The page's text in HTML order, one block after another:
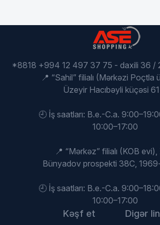
*8818 +994 12 497 37 75 - daxili 36 /
📍 “Sahil” filialı (Mərkəzi Poçtla
Üzeyir Hacıbəyli küçəsi
🕘 İş saatları: B.e.-C.a.
10:00–17:00
📍 “Mərkəz” filialı (KOB
Bünyadov prospekti 38C,
🕘 İş saatları: B.e.-C.a.
10:00–17:00
Kəşf et Digər